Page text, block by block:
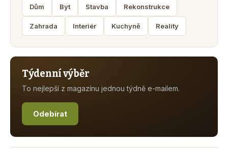
Dům Byt Stavba Rekonstrukce
Zahrada Interiér Kuchyně Reality
Týdenní výběr
To nejlepší z magazínu jednou týdně e-mailem.
Odebírat